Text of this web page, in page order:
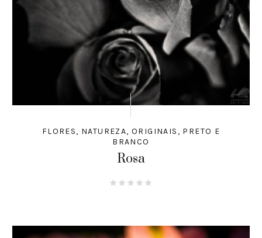
FLORES, NATUREZA, ORIGINAIS , PRETO E
BRANCO
Rosa